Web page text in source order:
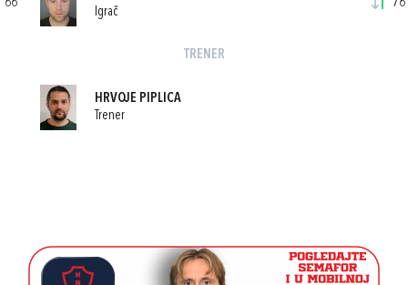
66
Igrač
76'
TRENER
HRVOJE PIPLICA
Trener